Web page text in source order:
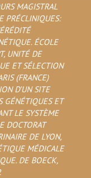
MAGISTRAL
PRÉCLINIQUES:
ÉCOLE
UNITÉ DE
ET SÉLECTION
(FRANCE)
D’UN SITE
GÉNÉTIQUES ET
LE SYSTÈME
DOCTORAT
DE LYON,
MÉDICALE
DE BOECK,